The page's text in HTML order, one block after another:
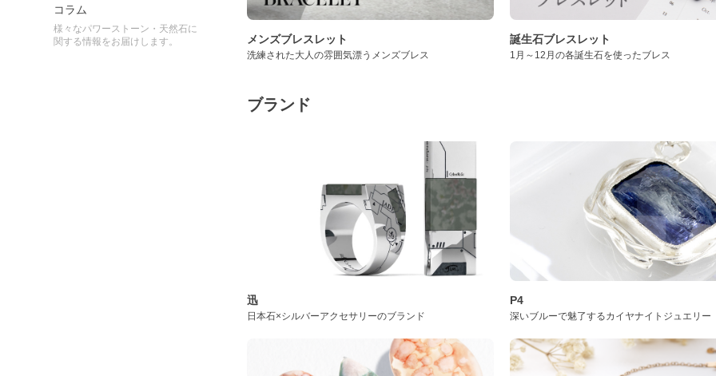
コラム
様々なパワーストーン・天然石に
関する情報をお届けします。
メンズブレスレット
洗練された大人の雰囲気漂うメンズブレス
誕生石ブレスレット
1月～12月の各誕生石を使ったブレス
ブランド
迅
日本石×シルバーアクセサリーのブランド
P4
深いブルーで魅了するカイヤナイトジュエリー